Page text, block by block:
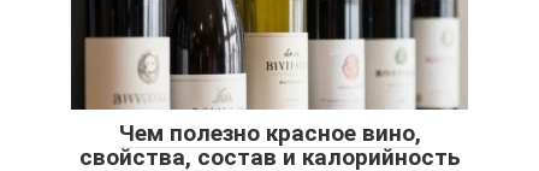
Чем полезно красное вино,
свойства, состав и калорийность